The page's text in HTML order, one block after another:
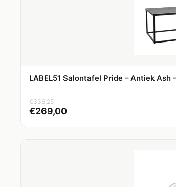
LABEL51 Salontafel Pride – Antiek Ash
€336,25
€269,00